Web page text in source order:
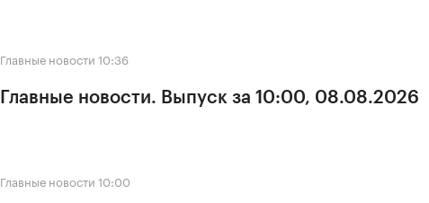
Главные новости 10:36
Главные новости. Выпуск за 10:00, 08.08.2026
Главные новости 10:00